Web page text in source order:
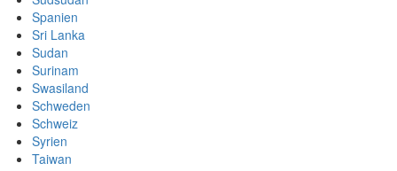
Spanien
Sri Lanka
Sudan
Surinam
Swasiland
Schweden
Schweiz
Syrien
Taiwan